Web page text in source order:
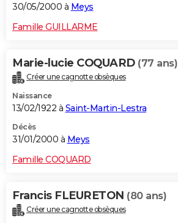
30/05/2000 à Meys
Famille GUILLARME
Marie-lucie COQUARD (77 ans)
Créer une cagnotte obsèques
Naissance
13/02/1922 à Saint-Martin-Lestra
Décès
31/01/2000 à Meys
Famille COQUARD
Francis FLEURETON (80 ans)
Créer une cagnotte obsèques